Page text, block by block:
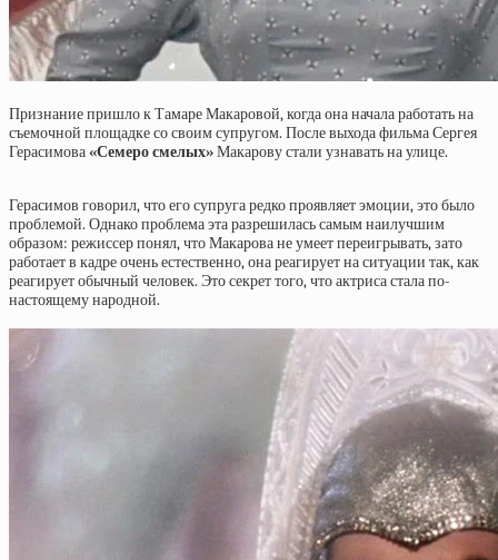
Признание пришло к Тамаре Макаровой, когда она начала работать на
съемочной площадке со своим супругом. После выхода фильма Сергея
Герасимова«Семеро смелых»Макарову стали узнавать на улице.
Герасимов говорил, что его супруга редко проявляет эмоции, это было
проблемой. Однако проблема эта разрешилась самым наилучшим
образом: режиссер понял, что Макарова не умеет переигрывать, зато
работает в кадре очень естественно, она реагирует на ситуации так, как
реагирует обычный человек. Это секрет того, что актриса стала по-
настоящему народной.